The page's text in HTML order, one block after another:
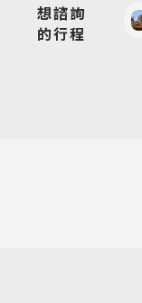
想諮詢
的行程